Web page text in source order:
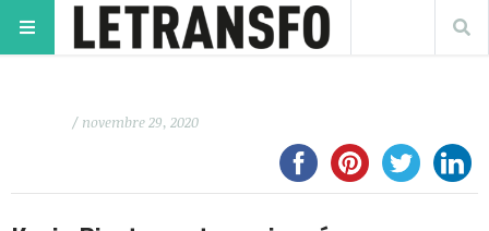
/ novembre 29, 2020